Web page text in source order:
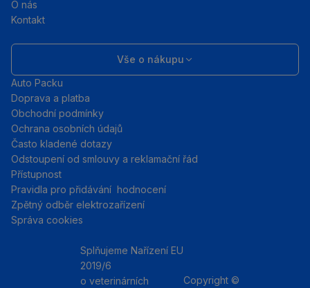
O nás
Kontakt
Vše o nákupu
Auto Packu
Doprava a platba
Obchodní podmínky
Ochrana osobních údajů
Často kladené dotazy
Odstoupení od smlouvy a reklamační řád
Přístupnost
Pravidla pro přidávání hodnocení
Zpětný odběr elektrozařízení
Správa cookies
Splňujeme Nařízení EU
2019/6
o veterinárních
Copyright ©